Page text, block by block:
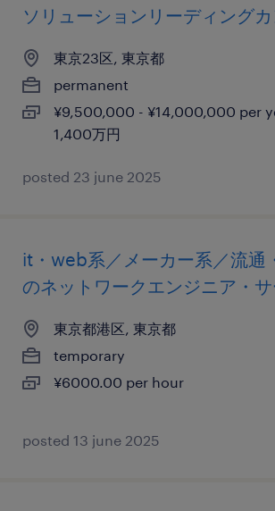
ソリューションリーディング
東京23区, 東京都
permanent
¥9,500,000 - ¥14,000,000 per
1,400万円
posted 23 june 2025
it・web系／メーカー系／流通
のネットワークエンジニア・
東京都港区, 東京都
temporary
¥6000.00 per hour
posted 13 june 2025